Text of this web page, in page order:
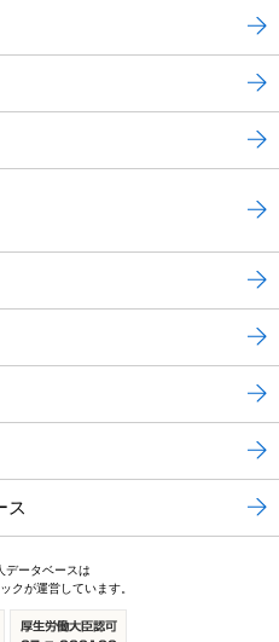
ス
データベースは
クが運営しています。